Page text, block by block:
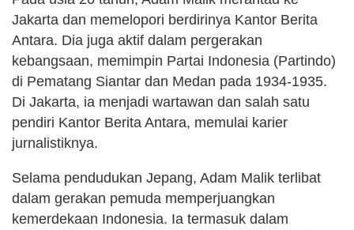
Jakarta dan memelopori berdirinya Kantor Berita
Antara. Dia juga aktif dalam pergerakan
kebangsaan, memimpin Partai Indonesia (Partindo)
di Pematang Siantar dan Medan pada 1934-1935.
Di Jakarta, ia menjadi wartawan dan salah satu
pendiri Kantor Berita Antara, memulai karier
jurnalistiknya​​​​​​.
Selama pendudukan Jepang, Adam Malik terlibat
dalam gerakan pemuda memperjuangkan
kemerdekaan Indonesia. Ia termasuk dalam